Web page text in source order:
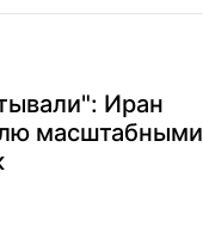
Иран
масштабными